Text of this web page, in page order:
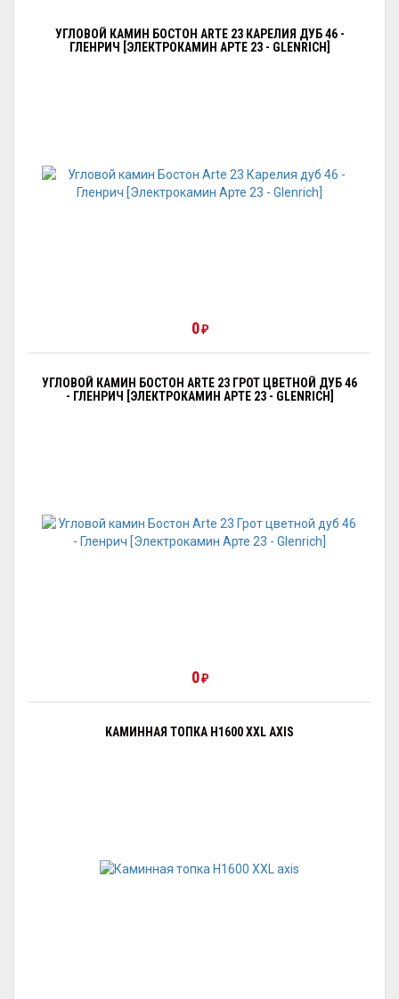
УГЛОВОЙ КАМИН БОСТОН ARTE 23 КАРЕЛИЯ ДУБ 46 -
ГЛЕНРИЧ [ЭЛЕКТРОКАМИН АРТЕ 23 - GLENRICH]
0₽
УГЛОВОЙ КАМИН БОСТОН ARTE 23 ГРОТ ЦВЕТНОЙ ДУБ 46
- ГЛЕНРИЧ [ЭЛЕКТРОКАМИН АРТЕ 23 - GLENRICH]
0₽
КАМИННАЯ ТОПКА H1600 XXL AXIS